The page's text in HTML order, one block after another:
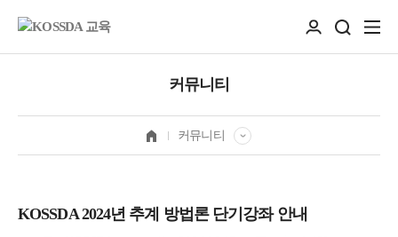
커뮤니티
커뮤니티
KOSSDA 2024년 추계 방법론 단기강좌 안내